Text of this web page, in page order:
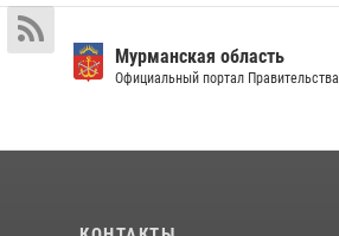
Мурманская область
Официальный портал Правительства